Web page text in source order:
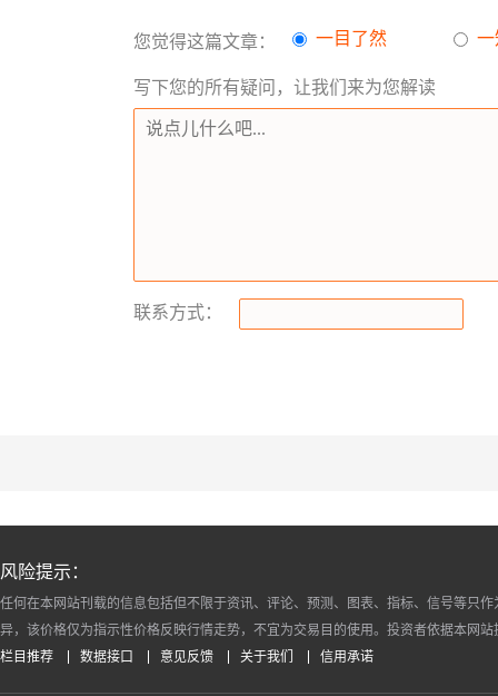
您觉得这篇文章： 一目了然 一
写下您的所有疑问，让我们来为您解读
联系方式：
风险提示：
任何在本网站刊载的信息包括但不限于资讯、评论、预测、图表、指标、信号等只
异，该价格仅为指示性价格反映行情走势，不宜为交易目的使用。投资者依据本网
栏目推荐
数据接口 意见反馈 关于我们 信用承诺